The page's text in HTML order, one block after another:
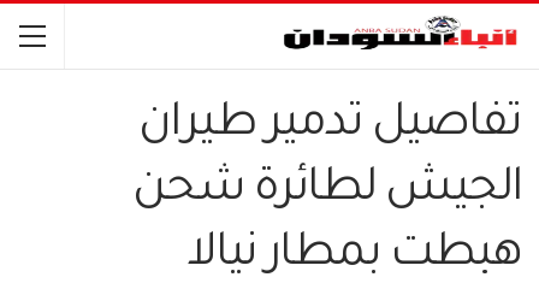
تفاصيل تدمير طيران
الجيش لطائرة شحن
هبطت بمطار نيالا